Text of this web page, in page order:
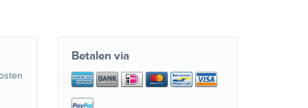
Betalen via